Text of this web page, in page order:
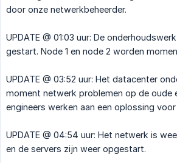
door onze netwerkbeheerder.
UPDATE @ 01:03 uur: De
gestart. Node 1 en node 2 worden
UPDATE @ 03:52 uur: Het datacenter
moment netwerk problemen op de oude
engineers werken aan een oplossing
UPDATE @ 04:54 uur: Het netwerk is
en de servers zijn weer opgestart.